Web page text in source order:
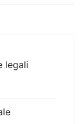
legali